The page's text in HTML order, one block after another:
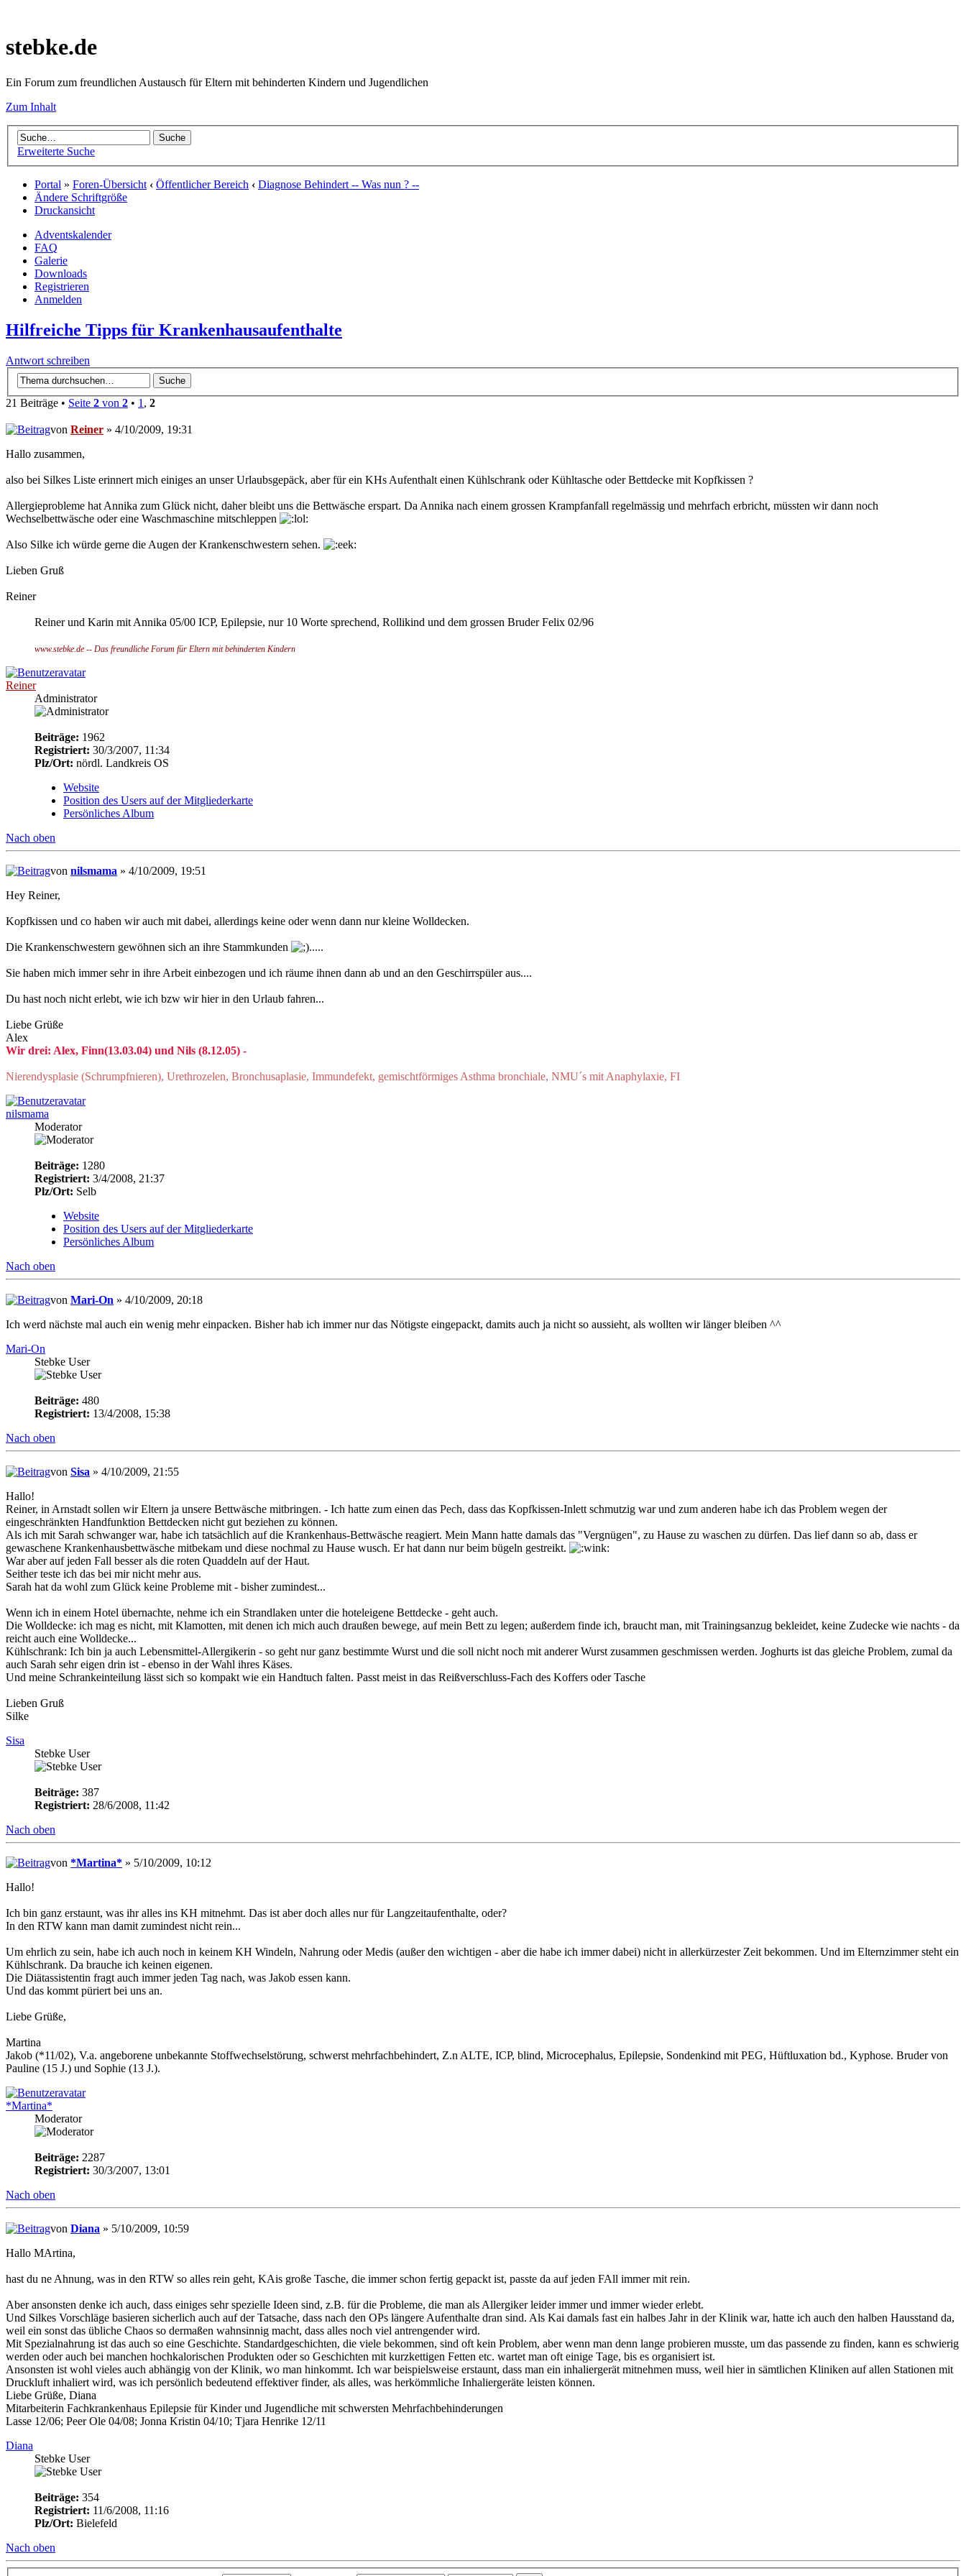
stebke.de
Ein Forum zum freundlichen Austausch für Eltern mit behinderten Kindern und Jugendlichen
Zum Inhalt
Erweiterte Suche
Portal » Foren-Übersicht ‹ Öffentlicher Bereich ‹ Diagnose Behindert -- Was nun ? --
Ändere Schriftgröße
Druckansicht
Adventskalender
FAQ
Galerie
Downloads
Registrieren
Anmelden
Hilfreiche Tipps für Krankenhausaufenthalte
Antwort schreiben
21 Beiträge • Seite 2 von 2 • 1 , 2
von Reiner » 4/10/2009, 19:31
Hallo zusammen,
also bei Silkes Liste erinnert mich einiges an unser Urlaubsgepäck, aber für ein KHs Aufenthalt einen Kühlschrank oder Kühltasche oder Bettdecke mit Kopfkissen ?
Allergieprobleme hat Annika zum Glück nicht, daher bleibt uns die Bettwäsche erspart. Da Annika nach einem grossen Krampfanfall regelmässig und mehrfach erbricht, müssten wir dann noch
Wechselbettwäsche oder eine Waschmaschine mitschleppen
Also Silke ich würde gerne die Augen der Krankenschwestern sehen.
Lieben Gruß
Reiner
Reiner und Karin mit Annika 05/00 ICP, Epilepsie, nur 10 Worte sprechend, Rollikind und dem grossen Bruder Felix 02/96
www.stebke.de -- Das freundliche Forum für Eltern mit behinderten Kindern
Reiner
Administrator
Beiträge: 1962
Registriert: 30/3/2007, 11:34
Plz/Ort: nördl. Landkreis OS
Website
Position des Users auf der Mitgliederkarte
Persönliches Album
Nach oben
von nilsmama » 4/10/2009, 19:51
Hey Reiner,
Kopfkissen und co haben wir auch mit dabei, allerdings keine oder wenn dann nur kleine Wolldecken.
Die Krankenschwestern gewöhnen sich an ihre Stammkunden .....
Sie haben mich immer sehr in ihre Arbeit einbezogen und ich räume ihnen dann ab und an den Geschirrspüler aus....
Du hast noch nicht erlebt, wie ich bzw wir hier in den Urlaub fahren...
Liebe Grüße
Alex
Wir drei: Alex, Finn(13.03.04) und Nils (8.12.05) -
Nierendysplasie (Schrumpfnieren), Urethrozelen, Bronchusaplasie, Immundefekt, gemischtförmiges Asthma bronchiale, NMU´s mit Anaphylaxie, FI
nilsmama
Moderator
Beiträge: 1280
Registriert: 3/4/2008, 21:37
Plz/Ort: Selb
Website
Position des Users auf der Mitgliederkarte
Persönliches Album
Nach oben
von Mari-On » 4/10/2009, 20:18
Ich werd nächste mal auch ein wenig mehr einpacken. Bisher hab ich immer nur das Nötigste eingepackt, damits auch ja nicht so aussieht, als wollten wir länger bleiben ^^
Mari-On
Stebke User
Beiträge: 480
Registriert: 13/4/2008, 15:38
Nach oben
von Sisa » 4/10/2009, 21:55
Hallo!
Reiner, in Arnstadt sollen wir Eltern ja unsere Bettwäsche mitbringen. - Ich hatte zum einen das Pech, dass das Kopfkissen-Inlett schmutzig war und zum anderen habe ich das Problem wegen der
eingeschränkten Handfunktion Bettdecken nicht gut beziehen zu können.
Als ich mit Sarah schwanger war, habe ich tatsächlich auf die Krankenhaus-Bettwäsche reagiert. Mein Mann hatte damals das "Vergnügen", zu Hause zu waschen zu dürfen. Das lief dann so ab, dass er
gewaschene Krankenhausbettwäsche mitbekam und diese nochmal zu Hause wusch. Er hat dann nur beim bügeln gestreikt.
War aber auf jeden Fall besser als die roten Quaddeln auf der Haut.
Seither teste ich das bei mir nicht mehr aus.
Sarah hat da wohl zum Glück keine Probleme mit - bisher zumindest...
Wenn ich in einem Hotel übernachte, nehme ich ein Strandlaken unter die hoteleigene Bettdecke - geht auch.
Die Wolldecke: ich mag es nicht, mit Klamotten, mit denen ich mich auch draußen bewege, auf mein Bett zu legen; außerdem finde ich, braucht man, mit Trainingsanzug bekleidet, keine Zudecke wie nachts - da
reicht auch eine Wolldecke...
Kühlschrank: Ich bin ja auch Lebensmittel-Allergikerin - so geht nur ganz bestimmte Wurst und die soll nicht noch mit anderer Wurst zusammen geschmissen werden. Joghurts ist das gleiche Problem, zumal da
auch Sarah sehr eigen drin ist - ebenso in der Wahl ihres Käses.
Und meine Schrankeinteilung lässt sich so kompakt wie ein Handtuch falten. Passt meist in das Reißverschluss-Fach des Koffers oder Tasche
Lieben Gruß
Silke
Sisa
Stebke User
Beiträge: 387
Registriert: 28/6/2008, 11:42
Nach oben
von *Martina* » 5/10/2009, 10:12
Hallo!
Ich bin ganz erstaunt, was ihr alles ins KH mitnehmt. Das ist aber doch alles nur für Langzeitaufenthalte, oder?
In den RTW kann man damit zumindest nicht rein...
Um ehrlich zu sein, habe ich auch noch in keinem KH Windeln, Nahrung oder Medis (außer den wichtigen - aber die habe ich immer dabei) nicht in allerkürzester Zeit bekommen. Und im Elternzimmer steht ein
Kühlschrank. Da brauche ich keinen eigenen.
Die Diätassistentin fragt auch immer jeden Tag nach, was Jakob essen kann.
Und das kommt püriert bei uns an.
Liebe Grüße,
Martina
Jakob (*11/02), V.a. angeborene unbekannte Stoffwechselstörung, schwerst mehrfachbehindert, Z.n ALTE, ICP, blind, Microcephalus, Epilepsie, Sondenkind mit PEG, Hüftluxation bd., Kyphose. Bruder von
Pauline (15 J.) und Sophie (13 J.).
*Martina*
Moderator
Beiträge: 2287
Registriert: 30/3/2007, 13:01
Nach oben
von Diana » 5/10/2009, 10:59
Hallo MArtina,
hast du ne Ahnung, was in den RTW so alles rein geht, KAis große Tasche, die immer schon fertig gepackt ist, passte da auf jeden FAll immer mit rein.
Aber ansonsten denke ich auch, dass einiges sehr spezielle Ideen sind, z.B. für die Probleme, die man als Allergiker leider immer und immer wieder erlebt.
Und Silkes Vorschläge basieren sicherlich auch auf der Tatsache, dass nach den OPs längere Aufenthalte dran sind. Als Kai damals fast ein halbes Jahr in der Klinik war, hatte ich auch den halben Hausstand da,
weil ein sonst das übliche Chaos so dermaßen wahnsinnig macht, dass alles noch viel antrengender wird.
Mit Spezialnahrung ist das auch so eine Geschichte. Standardgeschichten, die viele bekommen, sind oft kein Problem, aber wenn man denn lange probieren musste, um das passende zu finden, kann es schwierig
werden oder auch bei manchen hochkalorischen Produkten oder so Geschichten mit kurzkettigen Fetten etc. wartet man oft einige Tage, bis es organisiert ist.
Ansonsten ist wohl vieles auch abhängig von der Klinik, wo man hinkommt. Ich war beispielsweise erstaunt, dass man ein inhaliergerät mitnehmen muss, weil hier in sämtlichen Kliniken auf allen Stationen mit
Druckluft inhaliert wird, was ich persönlich bedeutend effektiver finder, als alles, was herkömmliche Inhaliergeräte leisten können.
Liebe Grüße, Diana
Mitarbeiterin Fachkrankenhaus Epilepsie für Kinder und Jugendliche mit schwersten Mehrfachbehinderungen
Lasse 12/06; Peer Ole 04/08; Jonna Kristin 04/10; Tjara Henrike 12/11
Diana
Stebke User
Beiträge: 354
Registriert: 11/6/2008, 11:16
Plz/Ort: Bielefeld
Nach oben